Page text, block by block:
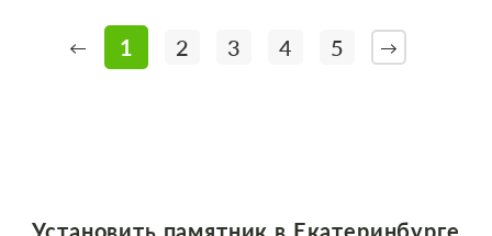
← 1 2 3 4 5 →
Установить памятник в Екатеринбурге